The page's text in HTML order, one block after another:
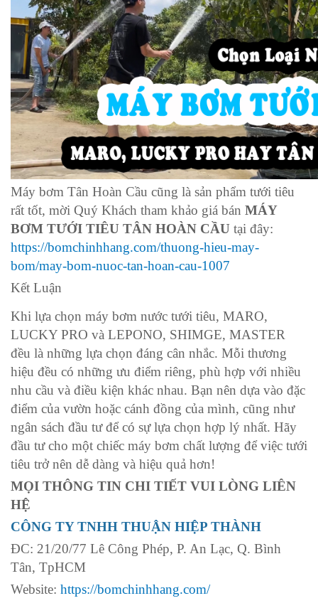
Máy bơm Tân Hoàn Cầu cũng là sản phẩm tưới tiêu
rất tốt, mời Quý Khách tham khảo giá bán MÁY
BƠM TƯỚI TIÊU TÂN HOÀN CẦU tại đây:
https://bomchinhhang.com/thuong-hieu-may-
bom/may-bom-nuoc-tan-hoan-cau-1007
Kết Luận
Khi lựa chọn máy bơm nước tưới tiêu, MARO,
LUCKY PRO và LEPONO, SHIMGE, MASTER
đều là những lựa chọn đáng cân nhắc. Mỗi thương
hiệu đều có những ưu điểm riêng, phù hợp với nhiều
nhu cầu và điều kiện khác nhau. Bạn nên dựa vào đặc
điểm của vườn hoặc cánh đồng của mình, cũng như
ngân sách đầu tư để có sự lựa chọn hợp lý nhất. Hãy
đầu tư cho một chiếc máy bơm chất lượng để việc tưới
tiêu trở nên dễ dàng và hiệu quả hơn!
MỌI THÔNG TIN CHI TIẾT VUI LÒNG LIÊN
HỆ
CÔNG TY TNHH THUẬN HIỆP THÀNH
ĐC: 21/20/77 Lê Công Phép, P. An Lạc, Q. Bình
Tân, TpHCM
Website: https://bomchinhhang.com/